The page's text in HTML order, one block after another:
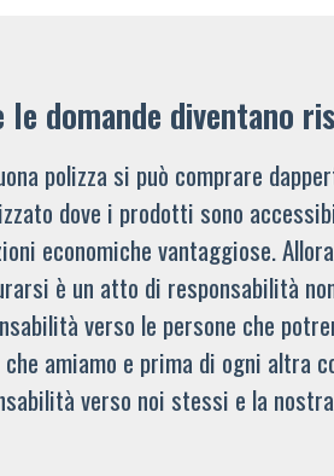
le domande diventano
polizza si può comprare
dove i prodotti sono
economiche vantaggiose.
è un atto di responsabilità
verso le persone che
amiamo e prima di ogni altra
verso noi stessi e la